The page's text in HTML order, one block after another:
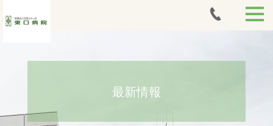
当日胃カメラ
最新情報